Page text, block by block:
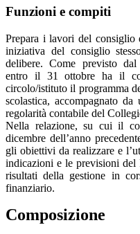
Funzioni e compiti
Prepara i lavori del
iniziativa del consiglio
delibere. Come previsto
entro il 31 ottobre ha il
circolo/istituto il programma
scolastica, accompagnato
regolarità contabile del
Nella relazione, su cui il
dicembre dell’anno
gli obiettivi da realizzare e
indicazioni e le previsioni del
risultati della gestione in
finanziario.
Composizione